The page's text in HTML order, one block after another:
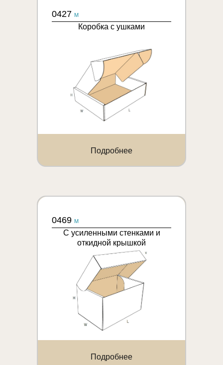
0427 M
Коробка с ушками
Подробнее
0469 M
С усиленными стенками и
откидной крышкой
Подробнее